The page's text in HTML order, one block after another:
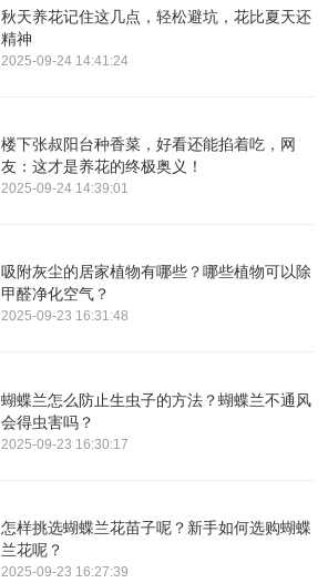
秋天养花记住这几点，轻松避坑，花比夏天还
精神
2025-09-24 14:41:24
楼下张叔阳台种香菜，好看还能掐着吃，网
友：这才是养花的终极奥义！
2025-09-24 14:39:01
吸附灰尘的居家植物有哪些？哪些植物可以除
甲醛净化空气？
2025-09-23 16:31:48
蝴蝶兰怎么防止生虫子的方法？蝴蝶兰不通风
会得虫害吗？
2025-09-23 16:30:17
怎样挑选蝴蝶兰花苗子呢？新手如何选购蝴蝶
兰花呢？
2025-09-23 16:27:39